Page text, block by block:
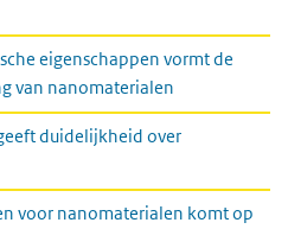
eigenschappen vormt de
van nanomaterialen
duidelijkheid over
voor nanomaterialen komt op